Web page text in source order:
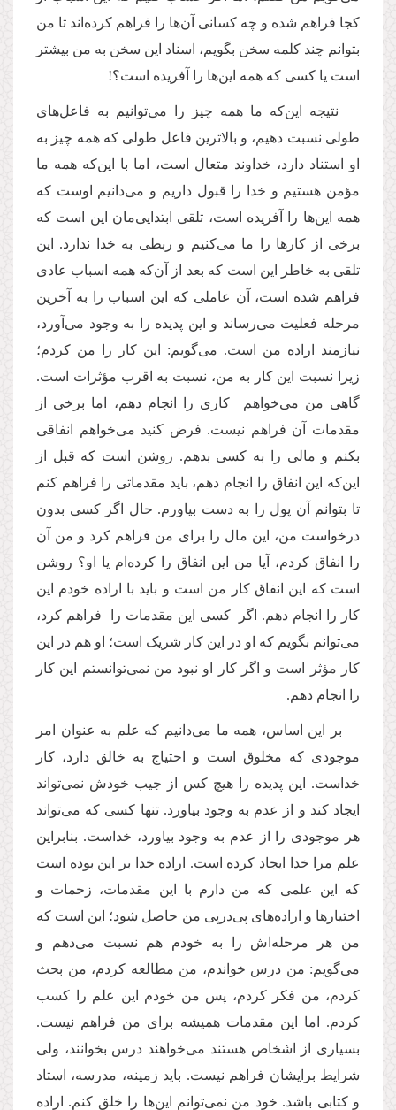
کجا فراهم شده و چه کسانی آن‌ها را فراهم کرده‌اند تا من
بتوانم چند کلمه سخن بگویم، اسناد این سخن به من بیشتر
است یا کسی که همه این‌ها را آفریده است؟!
نتیجه این‌که ما همه چیز را می‌توانیم به فاعل‌های
طولی نسبت دهیم، و بالاترین فاعل طولی که همه چیز به
او استناد دارد، خداوند متعال است، اما با این‌که همه ما
مؤمن هستیم و خدا را قبول داریم و می‌دانیم اوست که
همه این‌ها را آفریده است، تلقی ابتدایی‌مان این است که
برخی از کارها را ما می‌کنیم و ربطی به خدا ندارد. این
تلقی به خاطر این است که بعد از آن‌که همه اسباب عادی
فراهم شده است، آن عاملی که این اسباب را به آخرین
مرحله فعلیت می‌رساند و این پدیده را به وجود می‌آورد،
نیازمند اراده من است. می‌گویم: این کار را من کردم؛
زیرا نسبت این کار به من، نسبت به اقرب مؤثرات است.
گاهی من می‌خواهم کاری را انجام دهم، اما برخی از
مقدمات آن فراهم نیست. فرض کنید می‌خواهم انفاقی
بکنم و مالی را به کسی بدهم. روشن است که قبل از
این‌که این انفاق را انجام دهم، باید مقدماتی را فراهم کنم
تا بتوانم آن پول را به دست بیاورم. حال اگر کسی بدون
درخواست من، این مال را برای من فراهم کرد و من آن
را انفاق کردم، آیا من این انفاق را کرده‌ام یا او؟ روشن
است که این انفاق کار من است و باید با اراده خودم این
کار را انجام دهم. اگر کسی این مقدمات را فراهم کرد،
می‌توانم بگویم که او در این کار شریک است؛ او هم در این
کار مؤثر است و اگر کار او نبود من نمی‌توانستم این کار
را انجام دهم.
بر این اساس، همه ما می‌دانیم که علم به عنوان امر
موجودی که مخلوق است و احتیاج به خالق دارد، کار
خداست. این پدیده را هیچ کس از جیب خودش نمی‌‌تواند
ایجاد کند و از عدم به وجود بیاورد. تنها کسی که می‌تواند
هر موجودی را از عدم به وجود بیاورد، خداست. بنابراین
علم مرا خدا ایجاد کرده است. اراده خدا بر این بوده است
که این علمی که من دارم با این مقدمات، زحمات‌ و
اختیارها و اراده‌های پی‌در‌پی من حاصل شود؛ این است که
من هر مرحله‌اش را به خودم هم نسبت می‌دهم و
می‌گویم: من درس خواندم، من مطالعه کردم، من بحث
کردم، من فکر کردم، پس من خودم این علم را کسب
کردم. اما این مقدمات همیشه برای من فراهم نیست.
بسیاری از اشخاص هستند می‌خواهند درس بخوانند، ولی
شرایط برایشان فراهم نیست. باید زمینه، مدرسه، استاد
و کتابی باشد. خود من نمی‌توانم این‌ها را خلق کنم. اراده